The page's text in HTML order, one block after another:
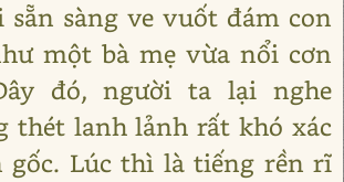
sàng ve vuốt đám con
một bà mẹ vừa nổi cơn
đó, người ta lại nghe
thét lanh lảnh rất khó xác
gốc. Lúc thì là tiếng rền rĩ